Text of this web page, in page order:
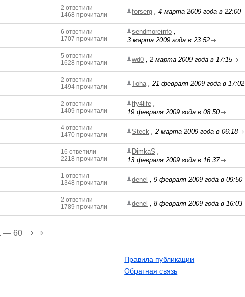
2 ответили
1468 прочитали
forserg , 4 марта 2009 года в 22:00
6 ответили
1707 прочитали
sendmoreinfo ,
3 марта 2009 года в 23:52
5 ответили
1628 прочитали
wd0 , 2 марта 2009 года в 17:15
2 ответили
1494 прочитали
Toha, 21 февраля 2009 года в 17:02
2 ответили
1409 прочитали
fly4life ,
19 февраля 2009 года в 08:50
4 ответили
1470 прочитали
Steck , 2 марта 2009 года в 06:18
16 ответили
2218 прочитали
DimkaS ,
13 февраля 2009 года в 16:37
1 ответил
1348 прочитали
denel , 9 февраля 2009 года в 09:50
2 ответили
1789 прочитали
denel , 8 февраля 2009 года в 16:03
— 60
Правила публикации
Обратная связь